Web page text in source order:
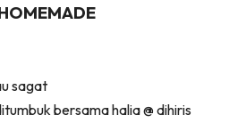
sagat
bersama halia @ dihiris